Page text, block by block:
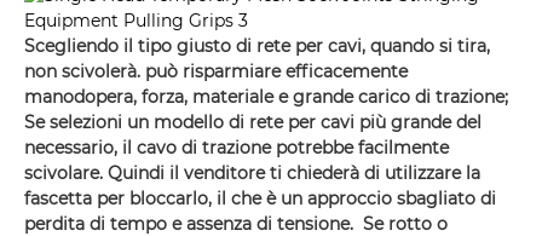
Scegliendo il tipo giusto di rete per cavi, quando si tira,
non scivolerà. può risparmiare efficacemente
manodopera, forza, materiale e grande carico di trazione;
Se selezioni un modello di rete per cavi più grande del
necessario, il cavo di trazione potrebbe facilmente
scivolare. Quindi il venditore ti chiederà di utilizzare la
fascetta per bloccarlo, il che è un approccio sbagliato di
perdita di tempo e assenza di tensione. Se rotto o